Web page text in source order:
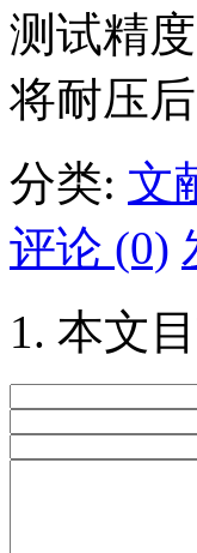
测试精
将耐压
分类: 文
评论 (0)
本文